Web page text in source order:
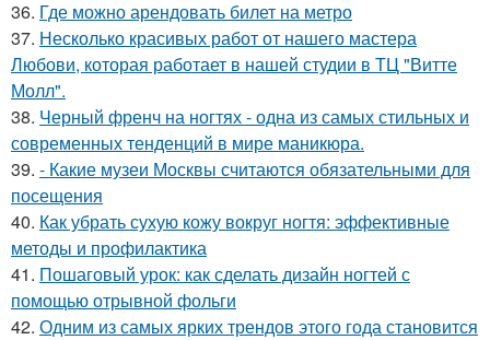
36. Где можно арендовать билет на метро
37. Несколько красивых работ от нашего мастера
Любови, которая работает в нашей студии в ТЦ "Витте
Молл".
38. Черный френч на ногтях - одна из самых стильных и
современных тенденций в мире маникюра.
39. - Какие музеи Москвы считаются обязательными для
посещения
40. Как убрать сухую кожу вокруг ногтя: эффективные
методы и профилактика
41. Пошаговый урок: как сделать дизайн ногтей с
помощью отрывной фольги
42. Одним из самых ярких трендов этого года становится